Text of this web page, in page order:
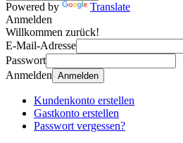
Powered by
Translate
Anmelden
Willkommen zurück!
E-Mail-Adresse
Passwort
Anmelden Anmelden
Kundenkonto erstellen
Gastkonto erstellen
Passwort vergessen?